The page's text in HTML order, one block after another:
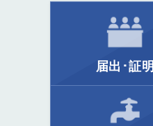
届出･証明